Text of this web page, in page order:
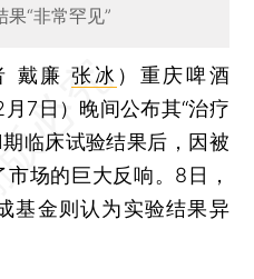
“非常罕见”
戴廉张冰 ） 重庆啤酒
月7日）晚间公布其“治疗
临床试验结果后，因被
场的巨大反响。8日，
基金则认为实验结果异